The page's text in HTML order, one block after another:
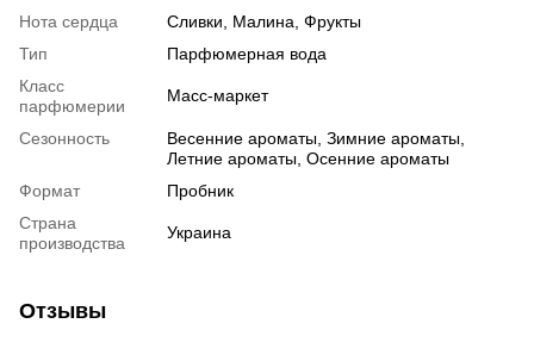
Нота сердца
Сливки, Малина, Фрукты
Тип
Парфюмерная вода
Класс
парфюмерии
Масс-маркет
Сезонность
Весенние ароматы, Зимние ароматы,
Летние ароматы, Осенние ароматы
Формат
Пробник
Страна
производства
Украина
Отзывы